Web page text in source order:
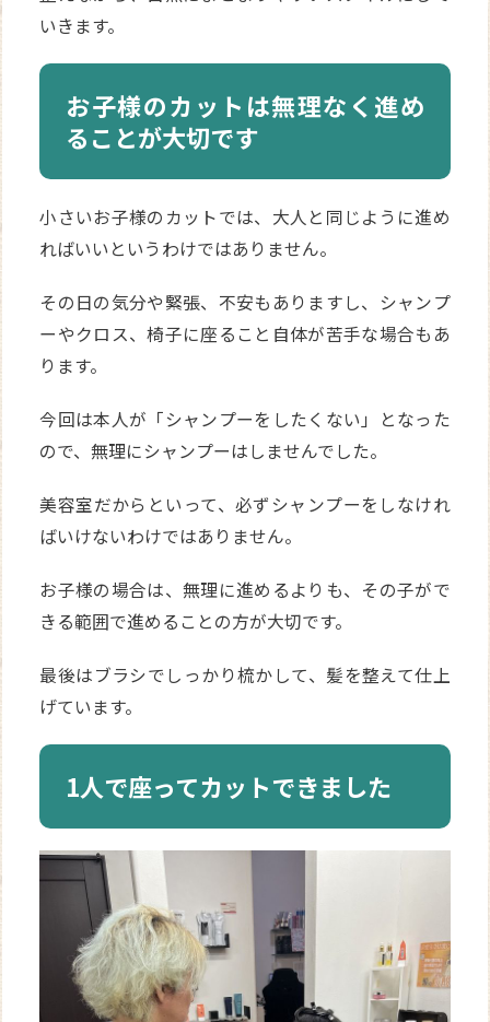
いきます。
お子様のカットは無理なく進め
ることが大切です
小さいお子様のカットでは、大人と同じように進め
ればいいというわけではありません。
その日の気分や緊張、不安もありますし、シャンプ
ーやクロス、椅子に座ること自体が苦手な場合もあ
ります。
今回は本人が「シャンプーをしたくない」となった
ので、無理にシャンプーはしませんでした。
美容室だからといって、必ずシャンプーをしなけれ
ばいけないわけではありません。
お子様の場合は、無理に進めるよりも、その子がで
きる範囲で進めることの方が大切です。
最後はブラシでしっかり梳かして、髪を整えて仕上
げています。
1人で座ってカットできました